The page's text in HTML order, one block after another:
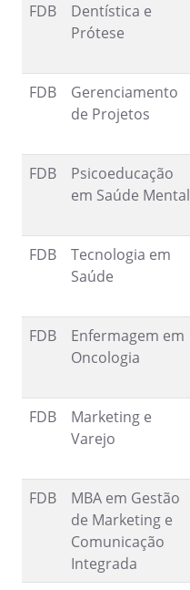
FDB
Dentística e
Prótese
FDB
Gerenciamento
de Projetos
FDB
Psicoeducação
em Saúde Mental
FDB
Tecnologia em
Saúde
FDB
Enfermagem em
Oncologia
FDB
Marketing e
Varejo
FDB
MBA em Gestão
de Marketing e
Comunicação
Integrada